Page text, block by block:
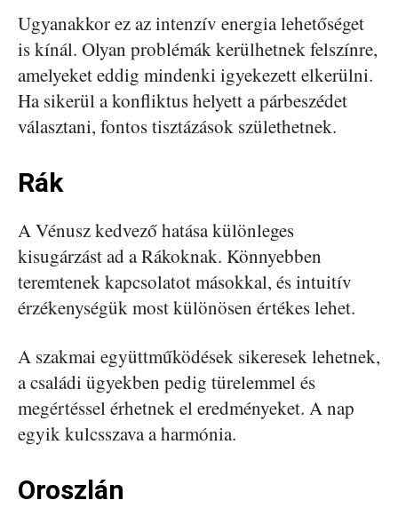
Ugyanakkor ez az intenzív energia lehetőséget
is kínál. Olyan problémák kerülhetnek felszínre,
amelyeket eddig mindenki igyekezett elkerülni.
Ha sikerül a konfliktus helyett a párbeszédet
választani, fontos tisztázások születhetnek.
Rák
A Vénusz kedvező hatása különleges
kisugárzást ad a Rákoknak. Könnyebben
teremtenek kapcsolatot másokkal, és intuitív
érzékenységük most különösen értékes lehet.
A szakmai együttműködések sikeresek lehetnek,
a családi ügyekben pedig türelemmel és
megértéssel érhetnek el eredményeket. A nap
egyik kulcsszava a harmónia.
Oroszlán